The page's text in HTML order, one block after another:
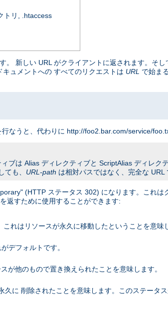
トリ, .htaccess
新しい URL がクライアントに返されます。そ
ュメントへの すべてのリクエストは URL で始ま
なうと、代わりに http://foo2.bar.com/service/
ブは Alias ディレクティブと ScriptAlias ディレク
ても、 URL-path は相対パスではなく、完全な URL
(HTTP ステータス 302) になります。これは
返すために使用することができます:
れはリソースが永久に移動したということを意味
デフォルトです。
が他のもので置き換えられたことを意味します。
に 削除されたことを意味します。このステータ